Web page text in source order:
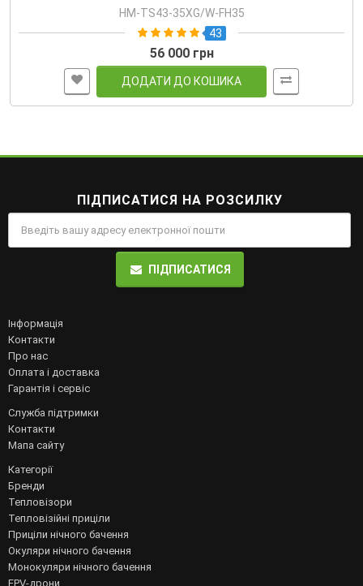
HM-TS43-35XG/W-FH35
43
56 000 грн
ДОДАТИ ДО КОШИКА
ПІДПИСАТИСЯ НА РОЗСИЛКУ
ПІДПИСАТИСЯ
Інформація
Контакти
Про нас
Оплата і доставка
Гарантія і сервіс
Служба підтримки
Контакти
Мапа сайту
Категорії
Бренди
Тепловізори
Тепловізійні приціли
Приціли нічного бачення
Окуляри нічного бачення
Монокуляри нічного бачення
FPV-дрони